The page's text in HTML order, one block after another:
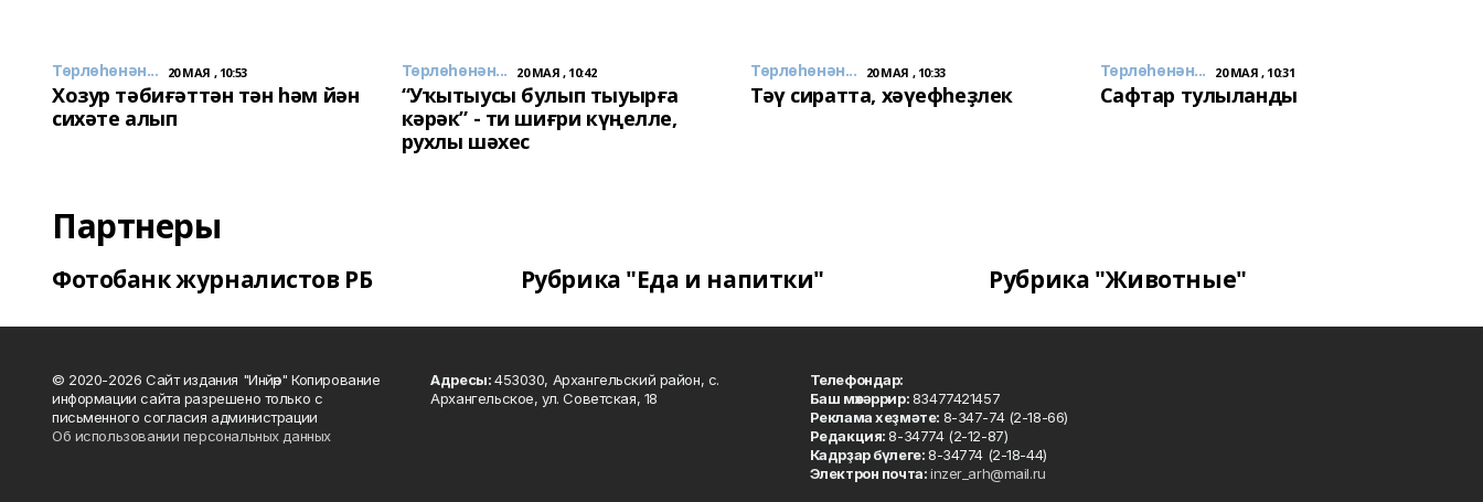
Төрлөһөнән... 20 МАЯ , 10:53
Хозур тәбиғәттән тән һәм йән
сихәте алып
Төрлөһөнән... 20 МАЯ , 10:42
“Уҡытыусы булып тыуырға
кәрәк” - ти шиғри күңелле,
рухлы шәхес
Төрлөһөнән... 20 МАЯ , 10:33
Тәү сиратта, хәүефһеҙлек
Төрлөһөнән... 20 МАЯ , 10:31
Сафтар тулыланды
Партнеры
Фотобанк журналистов РБ Рубрика "Еда и напитки" Рубрика "Животные"
© 2020-2026 Сайт издания "Инйәр" Копирование
информации сайта разрешено только с
письменного согласия администрации
Об использовании персональных данных
Адресы:453030, Архангельский район, с.
Архангельское, ул. Советская, 18
Телефондар:
Баш мөхәррир:83477421457
Реклама хеҙмәте: 8-347-74 (2-18-66)
Редакция:8-34774 (2-12-87)
Кадрҙар бүлеге:8-34774 (2-18-44)
Электрон почта:inzer_arh@mail.ru